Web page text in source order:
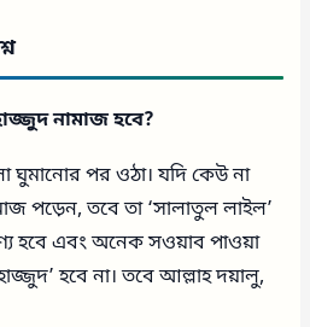
নামাজ হবে?
ঘুমানোর পর ওঠা। যদি কেউ না
পড়েন, তবে তা ‘সালাতুল লাইল’
হবে এবং অনেক সওয়াব পাওয়া
হবে না। তবে আল্লাহ দয়ালু,